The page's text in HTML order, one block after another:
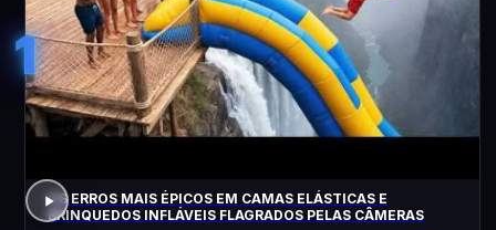
1
OS ERROS MAIS ÉPICOS EM CAMAS ELÁSTICAS E
BRINQUEDOS INFLÁVEIS FLAGRADOS PELAS CÂMERAS